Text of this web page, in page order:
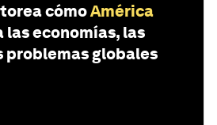
cómoAmérica
las economías, las
problemas globales